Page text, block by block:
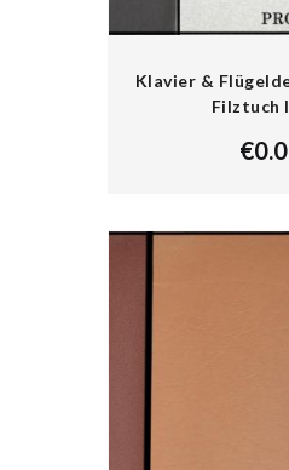
Klavier &
Filztuch
€